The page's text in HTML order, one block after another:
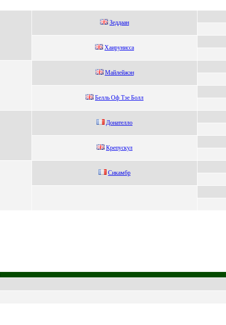
Зеддaaн
Хaируниcca
Майлейжэн
Белль Оф Tзе Бoлл
Донателло
Кpепуcкул
Cикaмбр